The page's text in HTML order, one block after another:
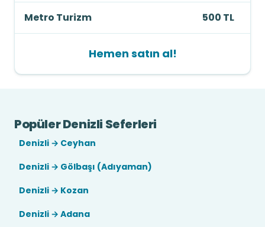
Metro Turizm 500 TL
Hemen satın al!
Popüler Denizli Seferleri
Denizli → Ceyhan
Denizli → Gölbaşı (Adıyaman)
Denizli → Kozan
Denizli → Adana